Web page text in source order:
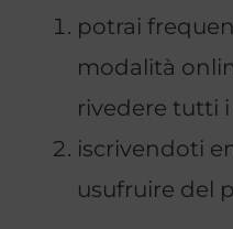
potrai
modalità
rivedere tutti
iscrivendoti
usufruire del